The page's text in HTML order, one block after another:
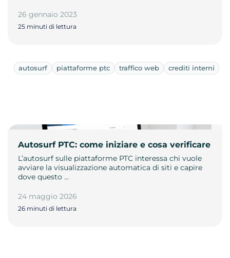
26 gennaio 2023
25 minuti di lettura
autosurf piattaforme ptc traffico web crediti interni
Autosurf PTC: come iniziare e cosa verificare
L’autosurf sulle piattaforme PTC interessa chi vuole
avviare la visualizzazione automatica di siti e capire
dove questo …
24 maggio 2026
26 minuti di lettura